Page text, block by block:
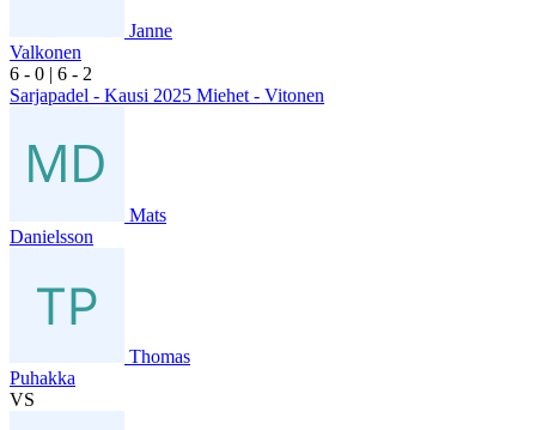
Janne
Valkonen
6 - 0 | 6 - 2
Sarjapadel - Kausi 2025 Miehet - Vitonen
Mats
Danielsson
Thomas
Puhakka
VS